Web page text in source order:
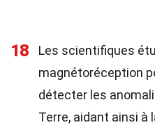
18
Les scientifiques
magnétoréception
détecter les
Terre, aidant ainsi à